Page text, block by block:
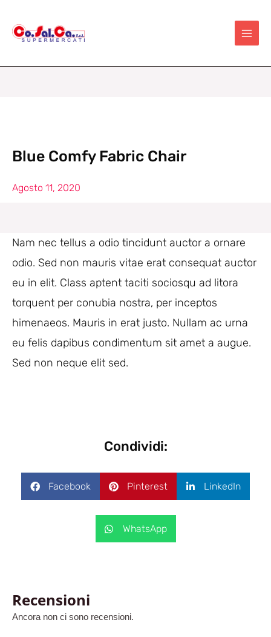
contenuto
Blue Comfy Fabric Chair
Agosto 11, 2020
Nam nec tellus a odio tincidunt auctor a ornare
odio. Sed non mauris vitae erat consequat auctor
eu in elit. Class aptent taciti sociosqu ad litora
torquent per conubia nostra, per inceptos
himenaeos. Mauris in erat justo. Nullam ac urna
eu felis dapibus condimentum sit amet a augue.
Sed non neque elit sed.
Condividi:
Facebook Pinterest LinkedIn
WhatsApp
Recensioni
Ancora non ci sono recensioni.